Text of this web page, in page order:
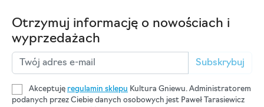
Otrzymuj informację o nowościach i
wyprzedażach
Subskrybuj
Akceptuję regulamin sklepu Kultura Gniewu. Administratorem
podanych przez Ciebie danych osobowych jest Paweł Tarasiewicz